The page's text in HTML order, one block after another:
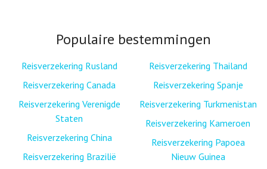
Populaire bestemmingen
Reisverzekering Rusland
Reisverzekering Canada
Reisverzekering Verenigde
Staten
Reisverzekering China
Reisverzekering Brazilië
Reisverzekering Thailand
Reisverzekering Spanje
Reisverzekering Turkmenistan
Reisverzekering Kameroen
Reisverzekering Papoea
Nieuw Guinea